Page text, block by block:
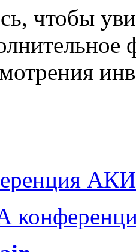
чтобы